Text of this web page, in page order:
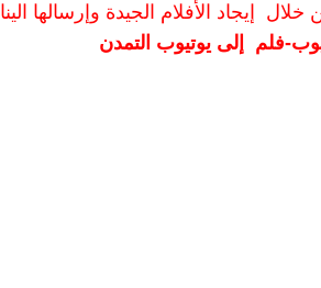
إيجاد الأفلام الجيدة وإرسالها الينا
فلم إلى يوتيوب التمدن